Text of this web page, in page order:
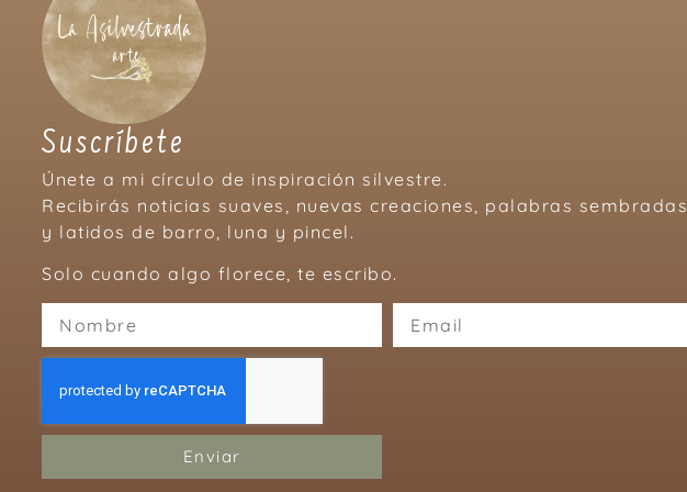
Suscríbete
Únete a mi círculo de inspiración silvestre.
Recibirás noticias suaves, nuevas creaciones, palabras sembradas
y latidos de barro, luna y pincel.
Solo cuando algo florece, te escribo.
Enviar